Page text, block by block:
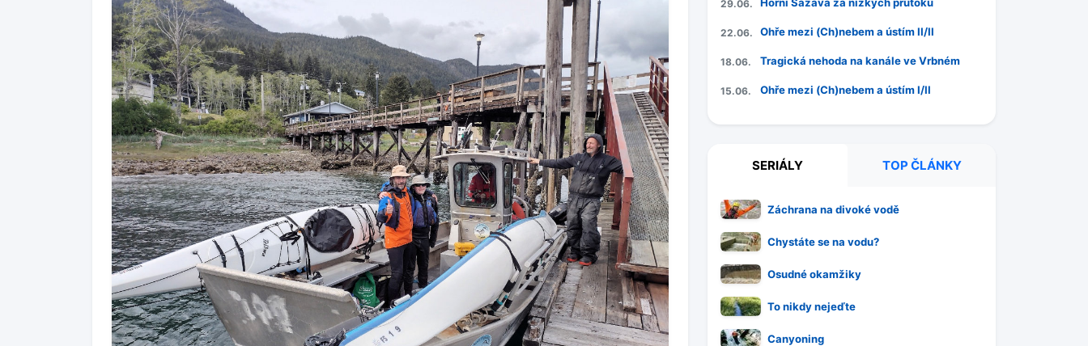
29.06.
22.06. Ohře mezi (Ch)nebem a ústím II/II
18.06. Tragická nehoda na kanále ve Vrbném
15.06. Ohře mezi (Ch)nebem a ústím I/II
SERIÁLY TOP ČLÁNKY
Záchrana na divoké vodě
Chystáte se na vodu?
Osudné okamžiky
To nikdy nejeďte
Canyoning